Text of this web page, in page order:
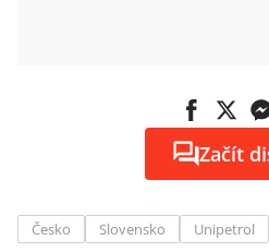
Začít
Česko Slovensko Unipetrol